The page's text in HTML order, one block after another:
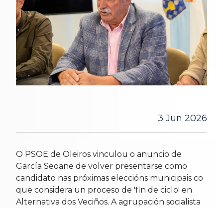
3 Jun 2026
O PSOE de Oleiros vinculou o anuncio de
García Seoane de volver presentarse como
candidato nas próximas eleccións municipais co
que considera un proceso de 'fin de ciclo' en
Alternativa dos Veciños. A agrupación socialista